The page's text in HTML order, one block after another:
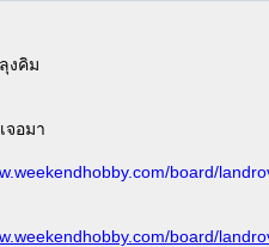
งคิม
จอมา
board/
board/